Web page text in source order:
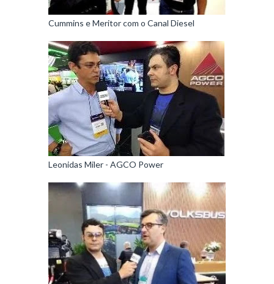
Cummins e Meritor com o Canal Diesel
Leonidas Miler - AGCO Power